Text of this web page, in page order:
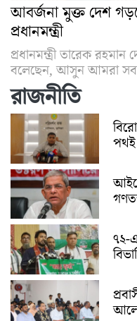
আবর্জনা মুক্ত দেশ
প্রধানমন্ত্রী
প্রধানমন্ত্রী তারেক রহমান
বলেছেন, আসুন আমরা
রাজনীতি
পথই
৭২-